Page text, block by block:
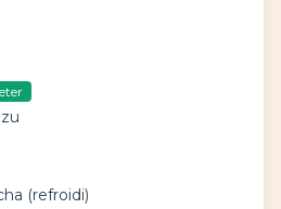
(refroidi)